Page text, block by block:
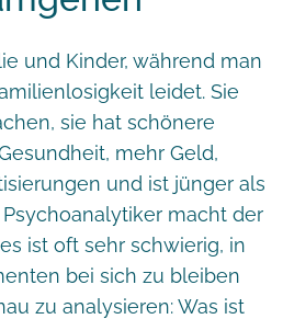
und Kinder, während man
leidet. Sie
sie hat schönere
mehr Geld,
und ist jünger als
macht der
ist oft sehr schwierig, in
bei sich zu bleiben
zu analysieren: Was ist